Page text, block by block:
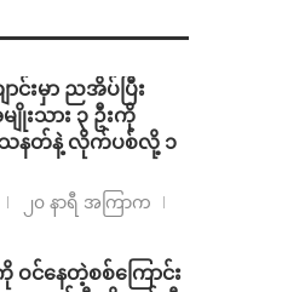
ာင်းမှာ ညအိပ်ပြီး
ျိုးသား ၃ ဦးကို
နတ်နဲ့ လိုက်ပစ်လို့ ၁
၂၀ နာရီ အကြာက
ဝင်နေတဲ့စစ်ကြောင်း